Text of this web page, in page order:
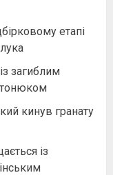
етапі
загиблим
кинув гранату
із